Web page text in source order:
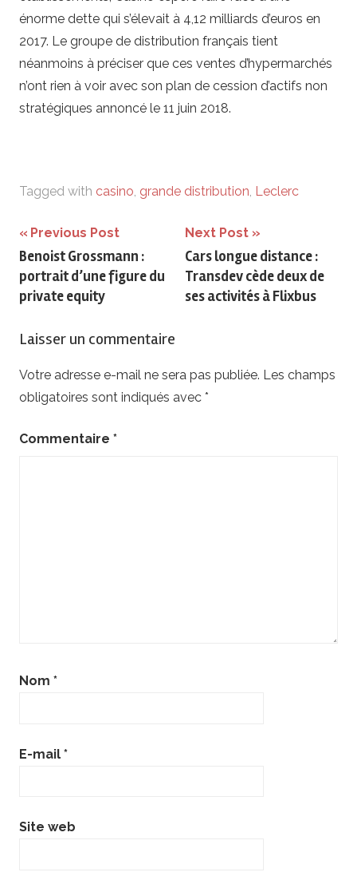
énorme dette qui s’élevait à 4,12 milliards d’euros en
2017. Le groupe de distribution français tient
néanmoins à préciser que ces ventes d’hypermarchés
n’ont rien à voir avec son plan de cession d’actifs non
stratégiques annoncé le 11 juin 2018.
Tagged with casino, grande distribution, Leclerc
Navigation
de
l’article
Previous Post
Benoist Grossmann :
portrait d’une figure du
private equity
Next Post
Cars longue distance :
Transdev cède deux de
ses activités à Flixbus
Laisser un commentaire
Votre adresse e-mail ne sera pas publiée. Les champs
obligatoires sont indiqués avec *
Commentaire *
Nom *
E-mail *
Site web